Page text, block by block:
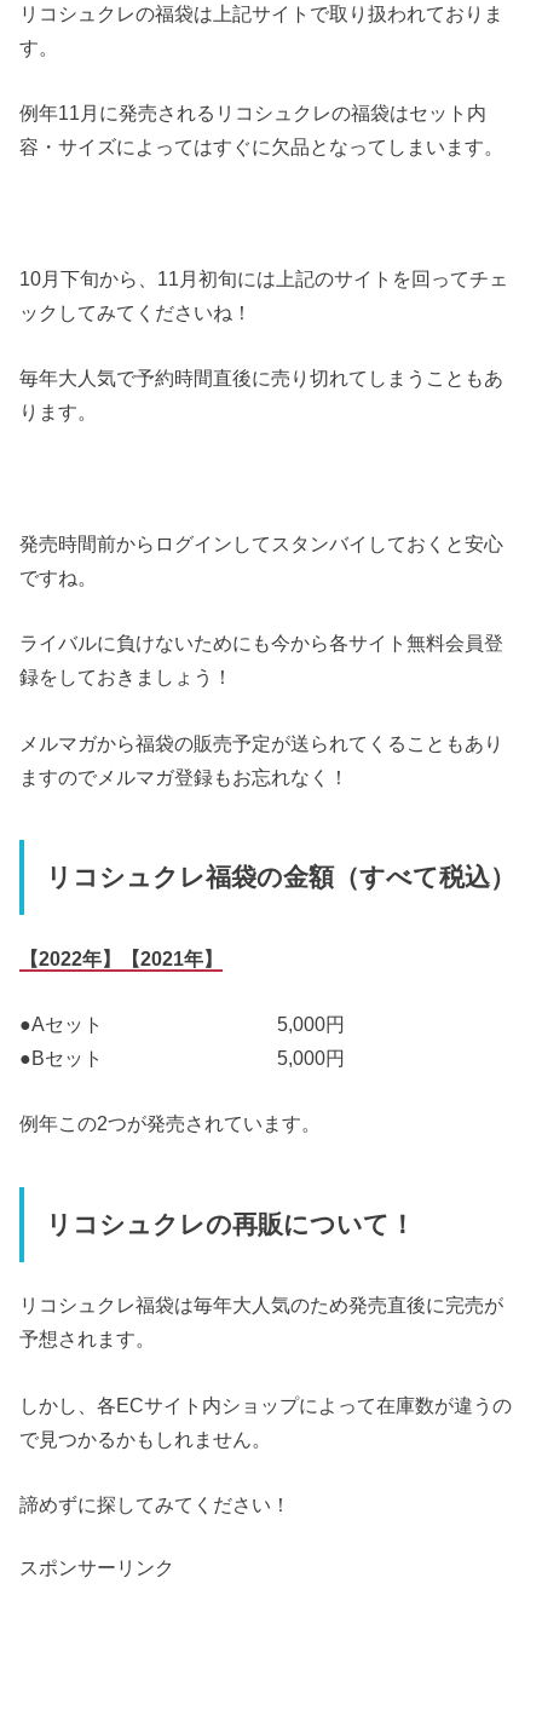
リコシュクレの福袋は上記サイトで取り扱われておりま
す。
例年11月に発売されるリコシュクレの福袋はセット内
容・サイズによってはすぐに欠品となってしまいます。
10月下旬から、11月初旬には上記のサイトを回ってチェ
ックしてみてくださいね！
毎年大人気で予約時間直後に売り切れてしまうこともあ
ります。
発売時間前からログインしてスタンバイしておくと安心
ですね。
ライバルに負けないためにも今から各サイト無料会員登
録をしておきましょう！
メルマガから福袋の販売予定が送られてくることもあり
ますのでメルマガ登録もお忘れなく！
リコシュクレ福袋の金額（すべて税込）
【2022年】【2021年】
●Aセット 5,000円
●Bセット 5,000円
例年この2つが発売されています。
リコシュクレの再販について！
リコシュクレ福袋は毎年大人気のため発売直後に完売が
予想されます。
しかし、各ECサイト内ショップによって在庫数が違うの
で見つかるかもしれません。
諦めずに探してみてください！
スポンサーリンク